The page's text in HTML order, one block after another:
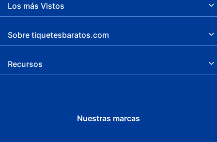
Los más Vistos
Sobre tiquetesbaratos.com
Recursos
Nuestras marcas